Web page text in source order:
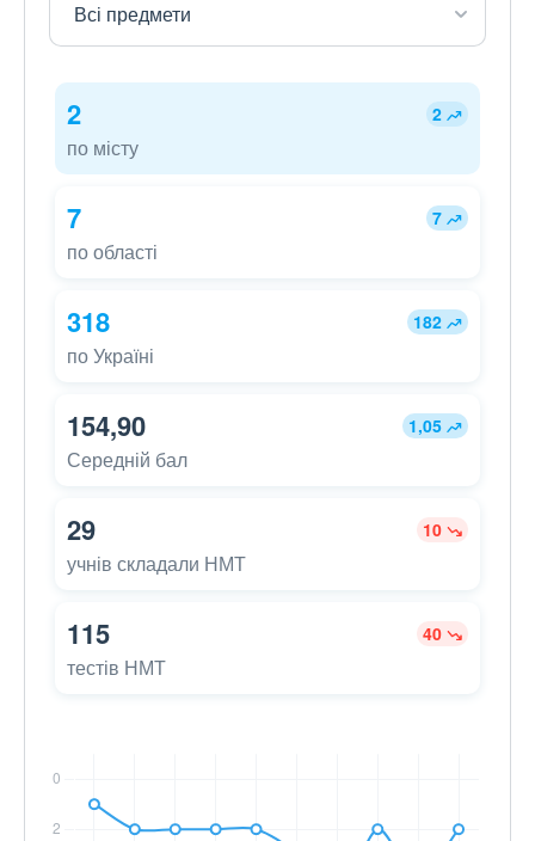
2 2
по місту
7 7
по області
318 182
по Україні
154,90 1,05
Середній бал
29 10
учнів складали НМТ
115 40
тестів НМТ